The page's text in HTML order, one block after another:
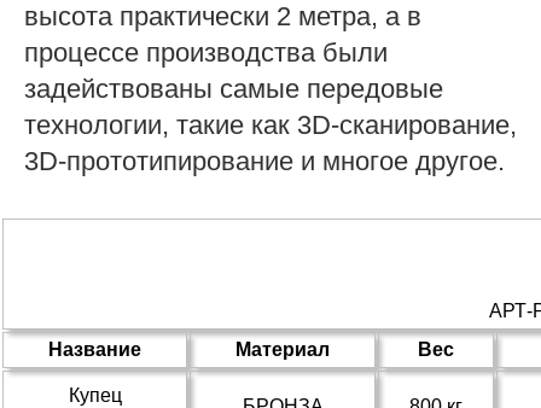
высота практически 2 метра, а в
процессе производства были
задействованы самые передовые
технологии, такие как 3D-сканирование,
3D-прототипирование и многое другое.
Название
Материал Вес
Купец